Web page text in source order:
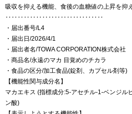
吸収を抑える機能、食後の血糖値の上昇を抑
‥‥‥‥‥‥‥‥‥‥‥‥‥‥‥‥
・届出番号/L4
・届出日/2026/4/1
・届出者名/TOWA CORPORATION株式会社
・商品名/永遠のマカ 目覚めのチカラ
・食品の区分/加工食品(錠剤、カプセル剤等)
【機能性関与成分名】
マカエキス (指標成分:5-アセチル-1-ベンジル
ン酸)